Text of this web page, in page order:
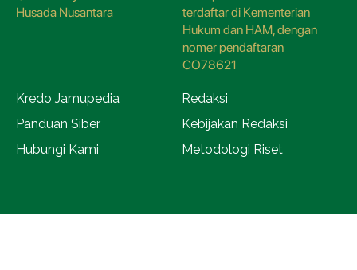
Husada Nusantara
terdaftar di Kementerian
Hukum dan HAM, dengan
nomer pendaftaran
CO78621
Kredo Jamupedia
Redaksi
Panduan Siber
Kebijakan Redaksi
Hubungi Kami
Metodologi Riset